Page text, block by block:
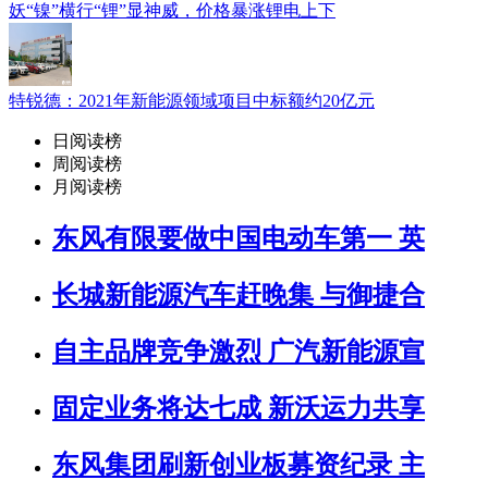
妖“镍”横行“锂”显神威，价格暴涨锂电上下
特锐德：2021年新能源领域项目中标额约20亿元
日阅读榜
周阅读榜
月阅读榜
东风有限要做中国电动车第一 英
长城新能源汽车赶晚集 与御捷合
自主品牌竞争激烈 广汽新能源宣
固定业务将达七成 新沃运力共享
东风集团刷新创业板募资纪录 主